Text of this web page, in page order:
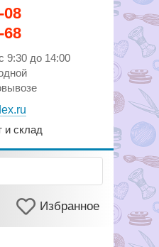
08
68
9:30 до 14:00
и склад
для
Избранное